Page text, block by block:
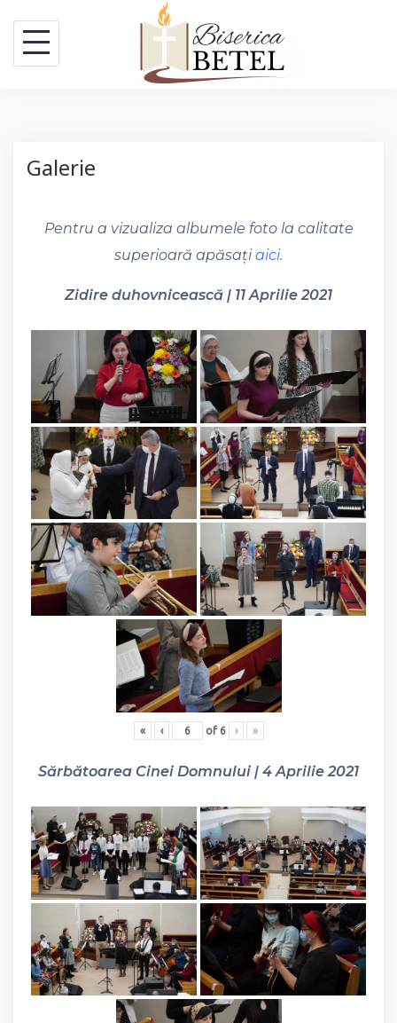
content
Galerie
Pentru a vizualiza albumele foto la calitate
superioară apăsațiaici.
Zidire duhovnicească | 11 Aprilie 2021
« ‹ of 6 › »
Sărbătoarea Cinei Domnului | 4 Aprilie 2021